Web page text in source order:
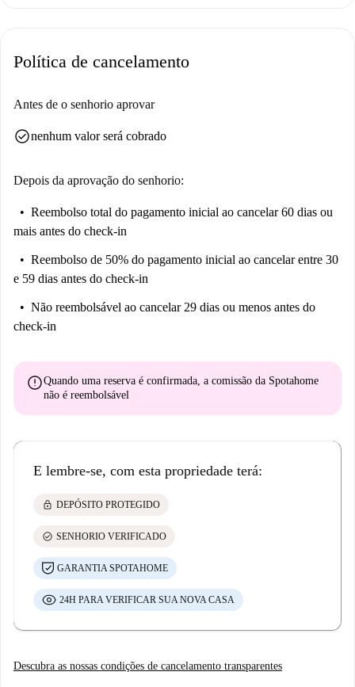
Mas você precisa saber disso...
experimentar novos restaurantes.
Ajude-me a decidir...
É funcional, mas estiloso — e tem tudo o que é essencial.
Política de cancelamento
Antes de o senhorio aprovar
check_circlenenhum valor será cobrado
Depois da aprovação do senhorio:
Reembolso total do pagamento inicial ao cancelar 60 dias ou
mais antes do check-in
Reembolso de 50% do pagamento inicial ao cancelar entre 30
e 59 dias antes do check-in
Não reembolsável ao cancelar 29 dias ou menos antes do
check-in
errorQuando uma reserva é confirmada, a comissão da Spotahome
não é reembolsável
E lembre-se, com esta propriedade terá:
lock DEPÓSITO PROTEGIDO
check_circle SENHORIO VERIFICADO
GARANTIA SPOTAHOME
24H PARA VERIFICAR SUA NOVA CASA
Descubra as nossas condições de cancelamento transparentes